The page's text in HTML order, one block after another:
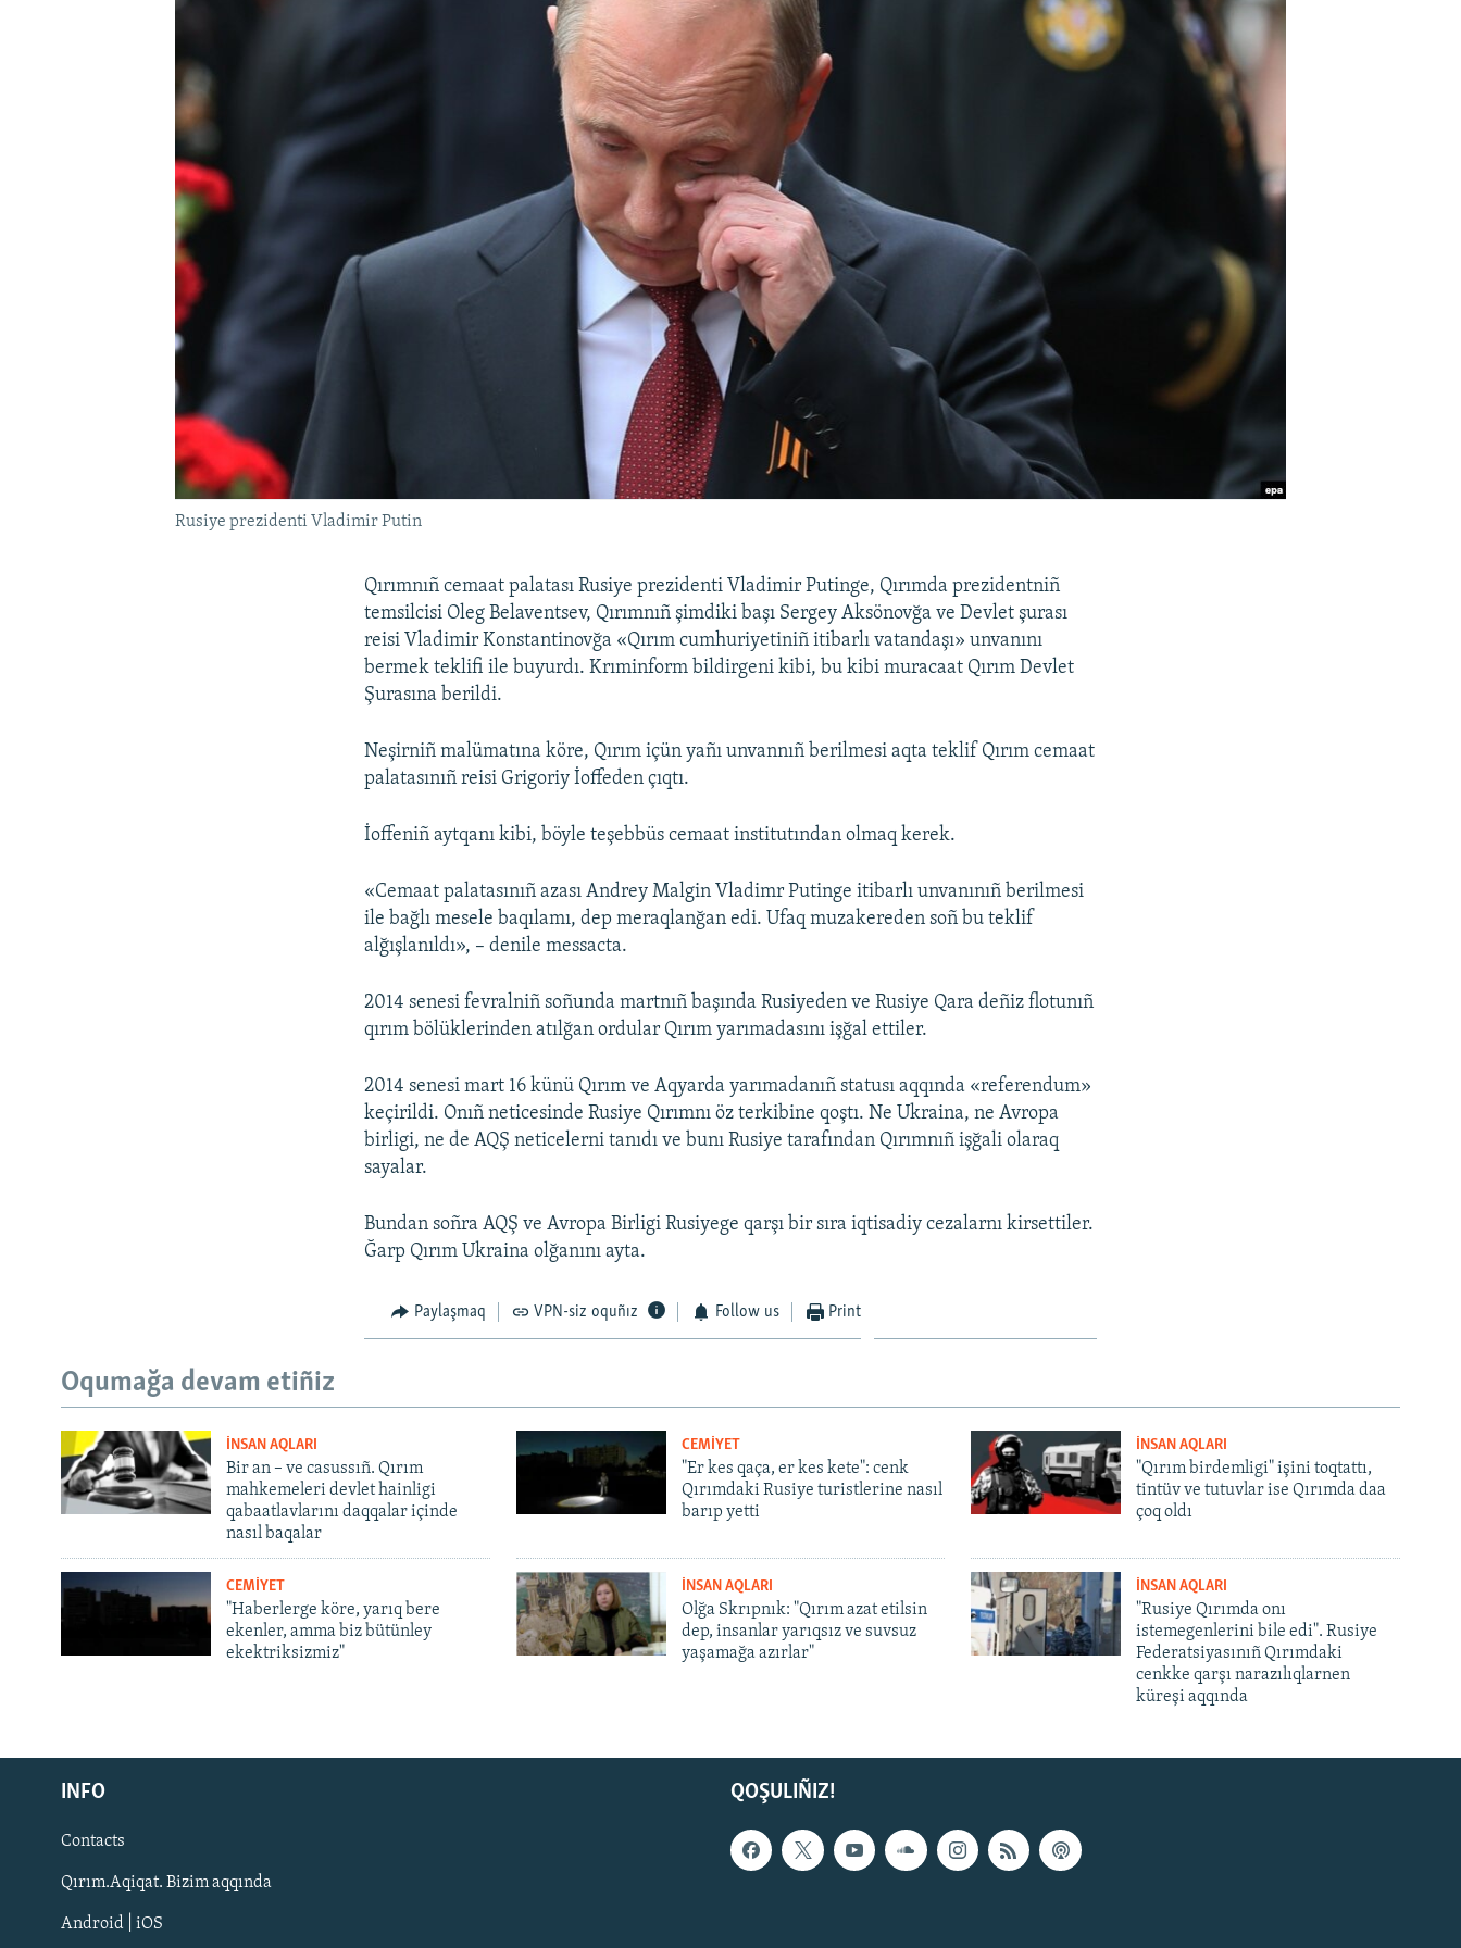
Русский
Українською
QOŞULIÑIZ!
Rusiye prezidenti Vladimir Putin
Qırımnıñ cemaat palatası Rusiye prezidenti Vladimir Putinge, Qırımda prezidentniñ
temsilcisi Oleg Belaventsev, Qırımnıñ şimdiki başı Sergey Aksönovğa ve Devlet şurası
reisi Vladimir Konstantinovğa «Qırım cumhuriyetiniñ itibarlı vatandaşı» unvanını
bermek teklifi ile buyurdı. Krıminform bildirgeni kibi, bu kibi muracaat Qırım Devlet
Şurasına berildi.
Neşirniñ malümatına köre, Qırım içün yañı unvannıñ berilmesi aqta teklif Qırım cemaat
palatasınıñ reisi Grigoriy İoffeden çıqtı.
İoffeniñ aytqanı kibi, böyle teşebbüs cemaat institutından olmaq kerek.
«Cemaat palatasınıñ azası Andrey Malgin Vladimr Putinge itibarlı unvanınıñ berilmesi
ile bağlı mesele baqılamı, dep meraqlanğan edi. Ufaq muzakereden soñ bu teklif
alğışlanıldı», – denile messacta.
2014 senesi fevralniñ soñunda martnıñ başında Rusiyeden ve Rusiye Qara deñiz flotunıñ
qırım bölüklerinden atılğan ordular Qırım yarımadasını işğal ettiler.
2014 senesi mart 16 künü Qırım ve Aqyarda yarımadanıñ statusı aqqında «referendum»
keçirildi. Onıñ neticesinde Rusiye Qırımnı öz terkibine qoştı. Ne Ukraina, ne Avropa
birligi, ne de AQŞ neticelerni tanıdı ve bunı Rusiye tarafından Qırımnıñ işğali olaraq
sayalar.
Bundan soñra AQŞ ve Avropa Birligi Rusiyege qarşı bir sıra iqtisadiy cezalarnı kirsettiler.
Ğarp Qırım Ukraina olğanını ayta.
Paylaşmaq VPN-siz oquñız Follow us Print
Oqumağa devam etiñiz
İNSAN AQLARI
Bir an – ve casussıñ. Qırım
mahkemeleri devlet hainligi
qabaatlavlarını daqqalar içinde
nasıl baqalar
CEMİYET
"Er kes qaça, er kes kete": cenk
Qırımdaki Rusiye turistlerine nasıl
barıp yetti
İNSAN AQLARI
"Qırım birdemligi" işini toqtattı,
tintüv ve tutuvlar ise Qırımda daa
çoq oldı
CEMİYET
"Haberlerge köre, yarıq bere
ekenler, amma biz bütünley
ekektriksizmiz"
İNSAN AQLARI
Olğa Skrıpnık: "Qırım azat etilsin
dep, insanlar yarıqsız ve suvsuz
yaşamağa azırlar"
İNSAN AQLARI
"Rusiye Qırımda onı
istemegenlerini bile edi". Rusiye
Federatsiyasınıñ Qırımdaki
cenkke qarşı narazılıqlarnen
küreşi aqqında
QOŞULIÑIZ!
INFO
Contacts
Qırım.Aqiqat. Bizim aqqında
Android | iOS